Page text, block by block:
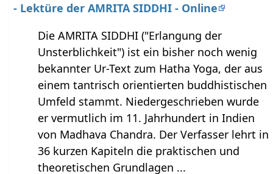
- Lektüre der AMRITA SIDDHI - Online
Die AMRITA SIDDHI ("Erlangung der
Unsterblichkeit") ist ein bisher noch wenig
bekannter Ur-Text zum Hatha Yoga, der aus
einem tantrisch orientierten buddhistischen
Umfeld stammt. Niedergeschrieben wurde
er vermutlich im 11. Jahrhundert in Indien
von Madhava Chandra. Der Verfasser lehrt in
36 kurzen Kapiteln die praktischen und
theoretischen Grundlagen ...